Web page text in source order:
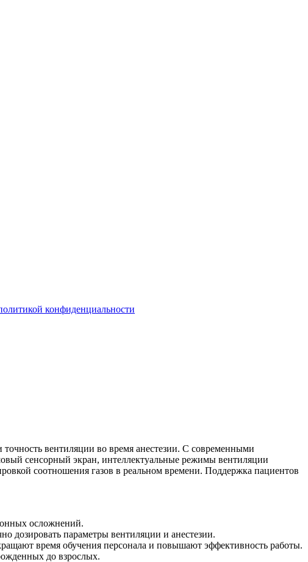
конфиденциальности
вентиляции во время анестезии. С современными
сенсорный экран, интеллектуальные режимы вентиляции
соотношения газов в реальном времени. Поддержка пациентов
осложнений.
дозировать параметры вентиляции и анестезии.
время обучения персонала и повышают эффективность работы.
до взрослых.